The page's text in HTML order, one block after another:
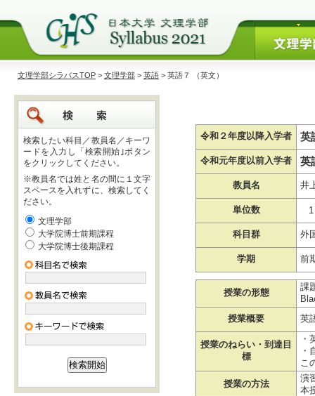
文理学部シラバスTOP > 文理学部 > 英語 > 英語７ （英文）
検索したい科目／教員名／キーワ
ードを入力し「検索開始｣ボタン
をクリックしてください。
※教員名では姓と名の間に１文字
スペースを入れずに、検索してく
ださい。
文理学部
大学院博士前期課程
大学院博士後期課程
令和２年度以降入学者 英
令和元年度以前入学者 英
教員名 井
単位数 1
科目群 外
学期 前
授業の形態
課
授業概要
英
授業のねらい・到達目
標
・
・
こ
授業の方法
演
本